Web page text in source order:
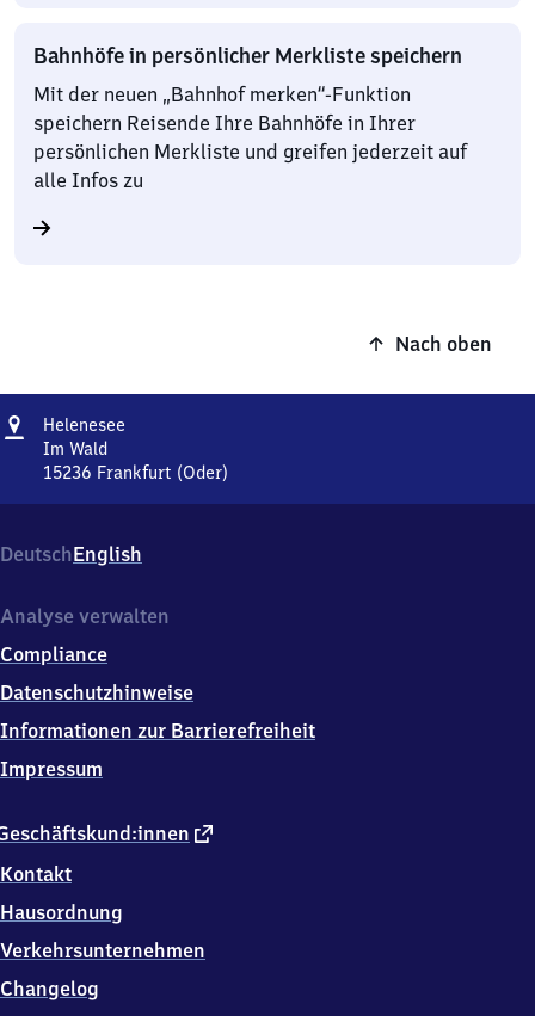
Bahnhöfe in persönlicher Merkliste speichern
Mit der neuen „Bahnhof merken“-Funktion
speichern Reisende Ihre Bahnhöfe in Ihrer
persönlichen Merkliste und greifen jederzeit auf
alle Infos zu
Nach oben
Adresse
Helenesee
Im Wald
15236 Frankfurt (Oder)
Wald,
1
2
6
Frankfurt
DeutschEnglish
externer
Kontakt
Hausordnung
Verkehrsunternehmen
Changelog
Analyse verwalten
Compliance
Datenschutzhinweise
Informationen zur Barrierefreiheit
Impressum